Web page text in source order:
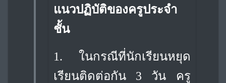
แนวปฏิบัติของครูประจำ
ชั้น
1. ในกรณีที่นักเรียนหยุด
เรียนติดต่อกัน 3 วัน ครู